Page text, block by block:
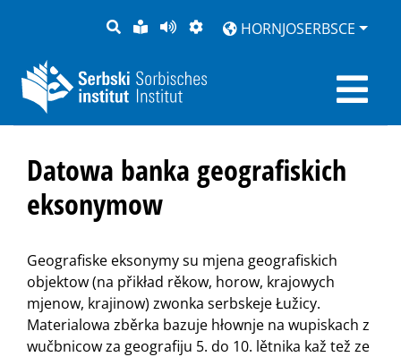
PYTANJE
LOCHKA
RĚČ
STRONU
PŘEDČITAĆ
ZWOBRAZNJENJE
HORNJOSERBSCE
Datowa banka geografiskich
eksonymow
Geografiske eksonymy su mjena geografiskich
objektow (na přikład rěkow, horow, krajowych
mjenow, krajinow) zwonka serbskeje Łužicy.
Materialowa zběrka bazuje hłownje na wupiskach z
wučbnicow za geografiju 5. do 10. lětnika kaž tež ze